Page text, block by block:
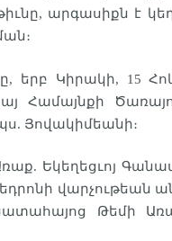
արգասիքն է
Կիրակի, 15
Համայնքի
Յովակիմեանի։
Եկեղեցւոյ
վարչութեան
Թեմի